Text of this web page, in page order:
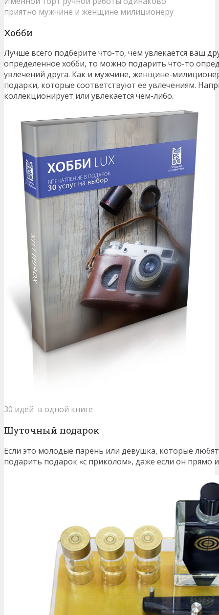
приятно мужчине и женщине милиционеру
Хобби
Лучше всего подберите что-то, чем увлекается ваш
определенное хобби, то можно подарить что-то
увлечений друга. Как и мужчине, женщине-
подарки, которые соответствуют ее увлечениям.
коллекционирует или увлекается чем-либо.
30 идей в одной книге
Шуточный подарок
Если это молодые парень или девушка, которые
подарить подарок «с приколом», даже если он прямо